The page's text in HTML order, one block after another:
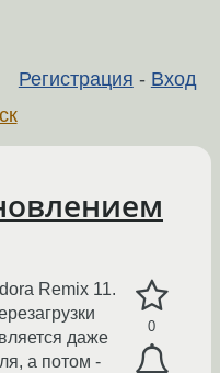
Регистрация - Вход
0
Remix 11.
даже
а потом -